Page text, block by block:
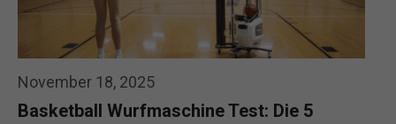
November 18, 2025
Basketball Wurfmaschine Test: Die 5